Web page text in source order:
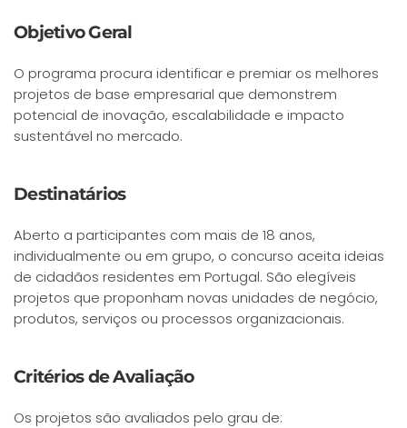
Objetivo Geral
O programa procura identificar e premiar os melhores
projetos de base empresarial que demonstrem
potencial de inovação, escalabilidade e impacto
sustentável no mercado.
Destinatários
Aberto a participantes com mais de 18 anos,
individualmente ou em grupo, o concurso aceita ideias
de cidadãos residentes em Portugal. São elegíveis
projetos que proponham novas unidades de negócio,
produtos, serviços ou processos organizacionais.
Critérios de Avaliação
Os projetos são avaliados pelo grau de: